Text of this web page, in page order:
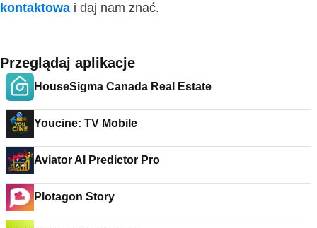
kontaktowa i daj nam znać.
Przeglądaj aplikacje
HouseSigma Canada Real Estate
Youcine: TV Mobile
Aviator AI Predictor Pro
Plotagon Story